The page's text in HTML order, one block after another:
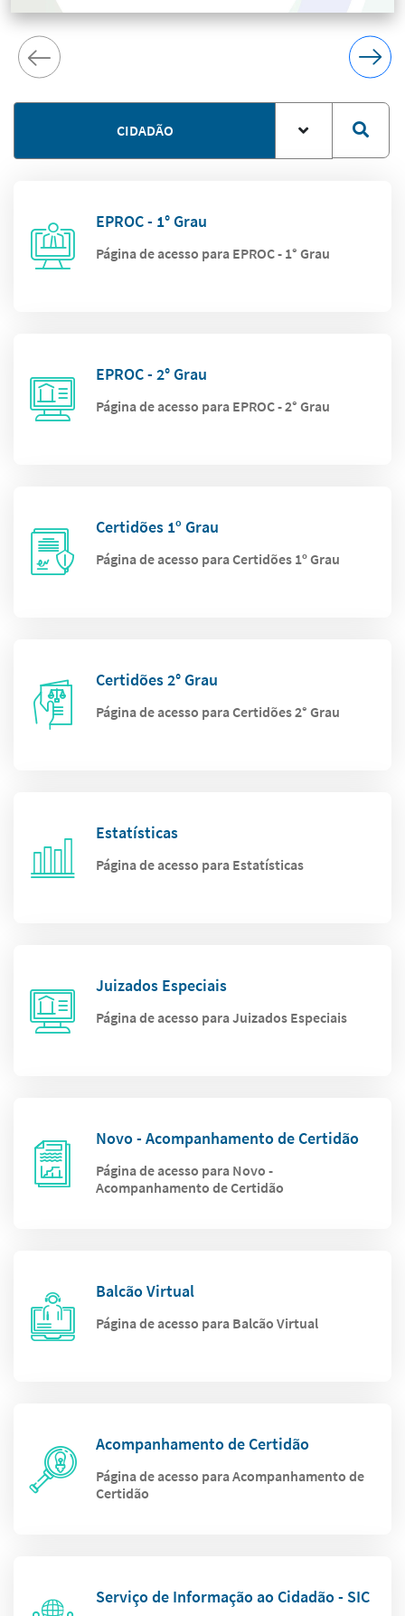
CIDADÃO
EPROC - 1° Grau
Página de acesso para EPROC - 1° Grau
EPROC - 2° Grau
Página de acesso para EPROC - 2° Grau
Certidões 1º Grau
Página de acesso para Certidões 1º Grau
Certidões 2° Grau
Página de acesso para Certidões 2° Grau
Estatísticas
Página de acesso para Estatísticas
Juizados Especiais
Página de acesso para Juizados Especiais
Novo - Acompanhamento de Certidão
Página de acesso para Novo -
Acompanhamento de Certidão
Balcão Virtual
Página de acesso para Balcão Virtual
Acompanhamento de Certidão
Página de acesso para Acompanhamento de
Certidão
Serviço de Informação ao Cidadão - SIC